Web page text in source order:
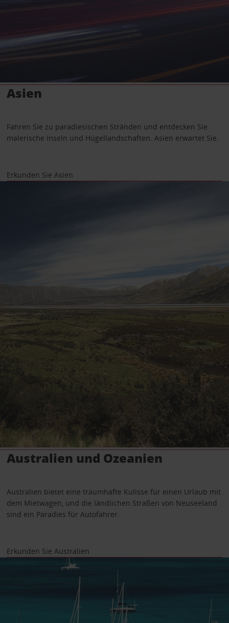
Asien
Fahren Sie zu paradiesischen Stränden und entdecken Sie
malerische Inseln und Hügellandschaften. Asien erwartet Sie.
Erkunden Sie Asien
Australien und Ozeanien
Australien bietet eine traumhafte Kulisse für einen Urlaub mit
dem Mietwagen, und die ländlichen Straßen von Neuseeland
sind ein Paradies für Autofahrer.
Erkunden Sie Australien